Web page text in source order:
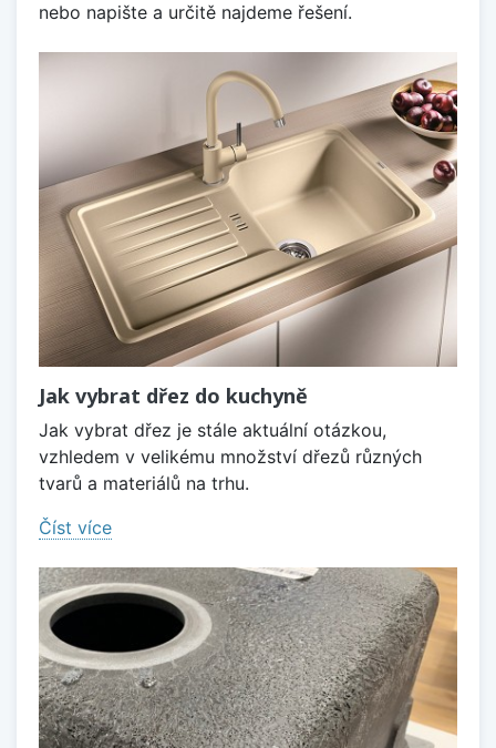
nebo napište a určitě najdeme řešení.
Jak vybrat dřez do kuchyně
Jak vybrat dřez je stále aktuální otázkou,
vzhledem v velikému množství dřezů různých
tvarů a materiálů na trhu.
Číst více